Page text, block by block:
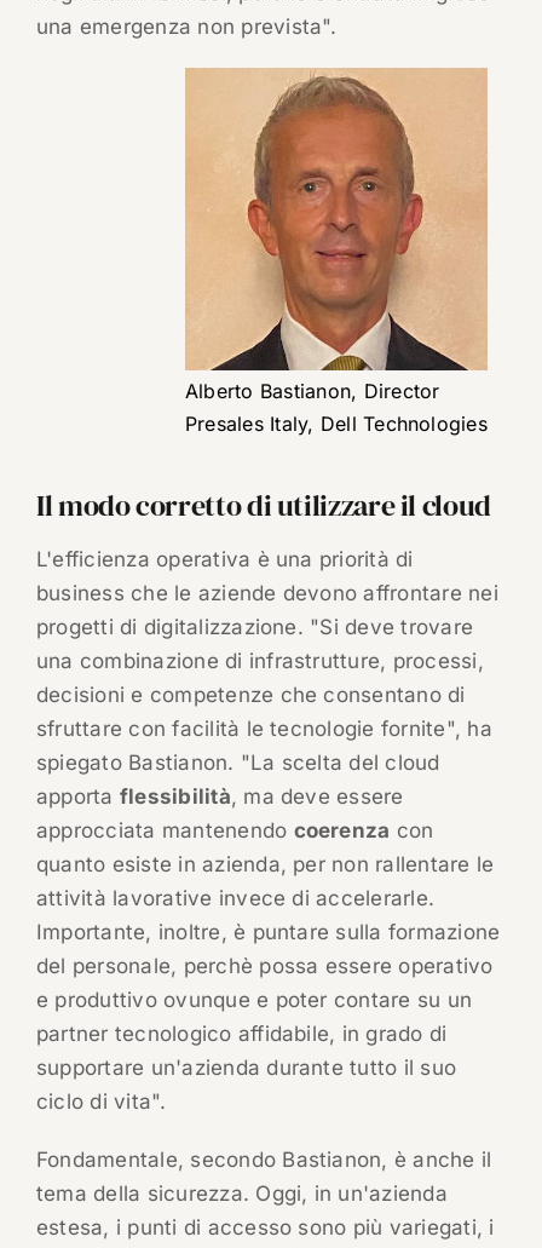
una emergenza non prevista".
Alberto Bastianon, Director
Presales Italy, Dell Technologies
Il modo corretto di utilizzare il cloud
L'efficienza operativa è una priorità di
business che le aziende devono affrontare nei
progetti di digitalizzazione. "Si deve trovare
una combinazione di infrastrutture, processi,
decisioni e competenze che consentano di
sfruttare con facilità le tecnologie fornite", ha
spiegato Bastianon. "La scelta del cloud
apporta flessibilità, ma deve essere
approcciata mantenendo coerenza con
quanto esiste in azienda, per non rallentare le
attività lavorative invece di accelerarle.
Importante, inoltre, è puntare sulla formazione
del personale, perchè possa essere operativo
e produttivo ovunque e poter contare su un
partner tecnologico affidabile, in grado di
supportare un'azienda durante tutto il suo
ciclo di vita".
Fondamentale, secondo Bastianon, è anche il
tema della sicurezza. Oggi, in un'azienda
estesa, i punti di accesso sono più variegati, i